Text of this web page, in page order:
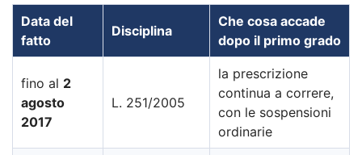
Data del
fatto
Disciplina
Che cosa accade
dopo il primo grado
fino al 2
agosto
2017
L. 251/2005
la prescrizione
continua a correre,
con le sospensioni
ordinarie